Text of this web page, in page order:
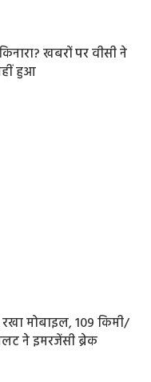
खबरों पर वीसी ने
हुआ
मोबाइल, 109 किमी/
ने इमरजेंसी ब्रेक